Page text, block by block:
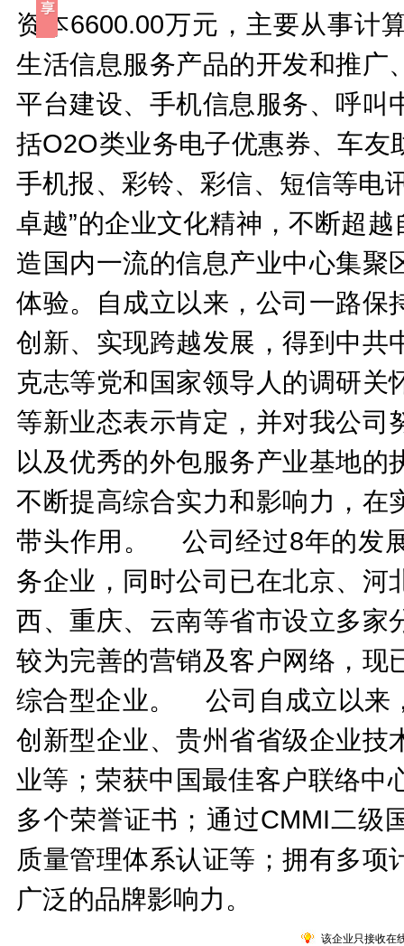
资本6600.00万元，主要从事计
生活信息服务产品的开发和推广
平台建设、手机信息服务、呼叫
括O2O类业务电子优惠券、车
手机报、彩铃、彩信、短信等电
卓越”的企业文化精神，不断超
造国内一流的信息产业中心集聚
体验。自成立以来，公司一路保
创新、实现跨越发展，得到中共
克志等党和国家领导人的调研关
等新业态表示肯定，并对我公司
以及优秀的外包服务产业基地
不断提高综合实力和影响力，在
带头作用。 公司经过8年的发
务企业，同时公司已在北京、河
西、重庆、云南等省市设立多家
较为完善的营销及客户网络，现
综合型企业。 公司自成立以来
创新型企业、贵州省省级企业技
业等；荣获中国最佳客户联络中
多个荣誉证书；通过CMMI二级
质量管理体系认证等；拥有多
广泛的品牌影响力。
该企业只接收在